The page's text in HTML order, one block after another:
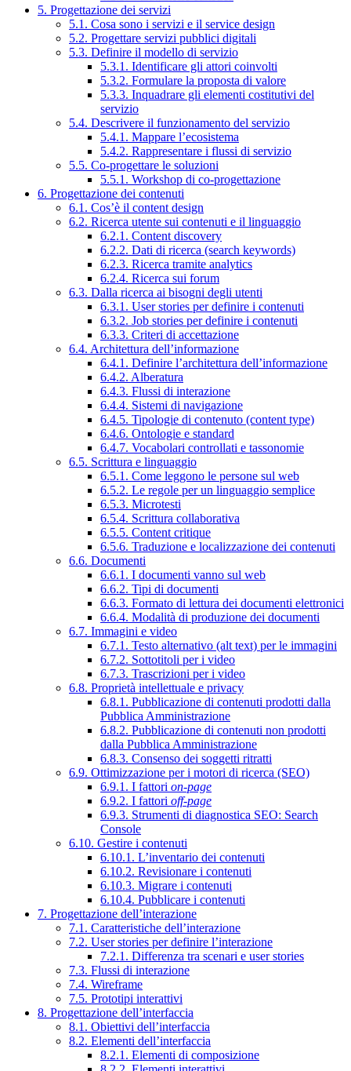
5. Progettazione dei servizi
5.1. Cosa sono i servizi e il service design
5.2. Progettare servizi pubblici digitali
5.3. Definire il modello di servizio
5.3.1. Identificare gli attori coinvolti
5.3.2. Formulare la proposta di valore
5.3.3. Inquadrare gli elementi costitutivi del
servizio
5.4. Descrivere il funzionamento del servizio
5.4.1. Mappare l’ecosistema
5.4.2. Rappresentare i flussi di servizio
5.5. Co-progettare le soluzioni
5.5.1. Workshop di co-progettazione
6. Progettazione dei contenuti
6.1. Cos’è il content design
6.2. Ricerca utente sui contenuti e il linguaggio
6.2.1. Content discovery
6.2.2. Dati di ricerca (search keywords)
6.2.3. Ricerca tramite analytics
6.2.4. Ricerca sui forum
6.3. Dalla ricerca ai bisogni degli utenti
6.3.1. User stories per definire i contenuti
6.3.2. Job stories per definire i contenuti
6.3.3. Criteri di accettazione
6.4. Architettura dell’informazione
6.4.1. Definire l’architettura dell’informazione
6.4.2. Alberatura
6.4.3. Flussi di interazione
6.4.4. Sistemi di navigazione
6.4.5. Tipologie di contenuto (content type)
6.4.6. Ontologie e standard
6.4.7. Vocabolari controllati e tassonomie
6.5. Scrittura e linguaggio
6.5.1. Come leggono le persone sul web
6.5.2. Le regole per un linguaggio semplice
6.5.3. Microtesti
6.5.4. Scrittura collaborativa
6.5.5. Content critique
6.5.6. Traduzione e localizzazione dei contenuti
6.6. Documenti
6.6.1. I documenti vanno sul web
6.6.2. Tipi di documenti
6.6.3. Formato di lettura dei documenti elettronici
6.6.4. Modalità di produzione dei documenti
6.7. Immagini e video
6.7.1. Testo alternativo (alt text) per le immagini
6.7.2. Sottotitoli per i video
6.7.3. Trascrizioni per i video
6.8. Proprietà intellettuale e privacy
6.8.1. Pubblicazione di contenuti prodotti dalla
Pubblica Amministrazione
6.8.2. Pubblicazione di contenuti non prodotti
dalla Pubblica Amministrazione
6.8.3. Consenso dei soggetti ritratti
6.9. Ottimizzazione per i motori di ricerca (SEO)
6.9.1. I fattori on-page
6.9.2. I fattori off-page
6.9.3. Strumenti di diagnostica SEO: Search
Console
6.10. Gestire i contenuti
6.10.1. L’inventario dei contenuti
6.10.2. Revisionare i contenuti
6.10.3. Migrare i contenuti
6.10.4. Pubblicare i contenuti
7. Progettazione dell’interazione
7.1. Caratteristiche dell’interazione
7.2. User stories per definire l’interazione
7.2.1. Differenza tra scenari e user stories
7.3. Flussi di interazione
7.4. Wireframe
7.5. Prototipi interattivi
8. Progettazione dell’interfaccia
8.1. Obiettivi dell’interfaccia
8.2. Elementi dell’interfaccia
8.2.1. Elementi di composizione